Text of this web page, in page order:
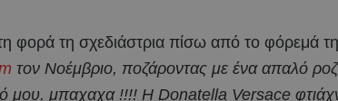
φορά τη σχεδιάστρια πίσω από το φόρεμά
τον Νοέμβριο, ποζάροντας με ένα απαλό
μου. μπαχαχα !!!! Η Donatella Versace